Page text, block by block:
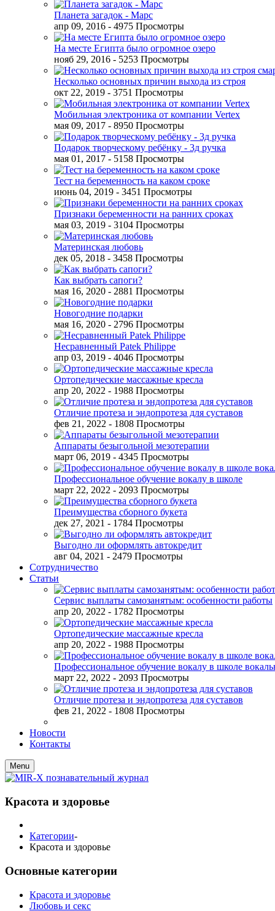
Планета загадок - Марс
апр 09, 2016 - 4975 Просмотры
На месте Египта было огромное озеро
нояб 29, 2016 - 5253 Просмотры
Несколько основных причин выхода из строя
окт 22, 2019 - 3751 Просмотры
Мобильная электроника от компании Vertex
мая 09, 2017 - 8950 Просмотры
Подарок творческому ребёнку - 3д ручка
мая 01, 2017 - 5158 Просмотры
Тест на беременность на каком сроке
июнь 04, 2019 - 3451 Просмотры
Признаки беременности на ранних сроках
мая 03, 2019 - 3104 Просмотры
Материнская любовь
дек 05, 2018 - 3458 Просмотры
Как выбрать сапоги?
мая 16, 2020 - 2881 Просмотры
Новогодние подарки
мая 16, 2020 - 2796 Просмотры
Несравненный Patek Philippe
апр 03, 2019 - 4046 Просмотры
Ортопедические массажные кресла
апр 20, 2022 - 1988 Просмотры
Отличие протеза и эндопротеза для суставов
фев 21, 2022 - 1808 Просмотры
Аппараты безыгольной мезотерапии
март 06, 2019 - 4345 Просмотры
Профессиональное обучение вокалу в школе
март 22, 2022 - 2093 Просмотры
Преимущества сборного букета
дек 27, 2021 - 1784 Просмотры
Выгодно ли оформлять автокредит
авг 04, 2021 - 2479 Просмотры
Сотрудничество
Статьи
Сервис выплаты самозанятым: особенности работы
апр 20, 2022 - 1782 Просмотры
Ортопедические массажные кресла
апр 20, 2022 - 1988 Просмотры
Профессиональное обучение вокалу в школе
март 22, 2022 - 2093 Просмотры
Отличие протеза и эндопротеза для суставов
фев 21, 2022 - 1808 Просмотры
Новости
Контакты
Menu
Красота и здоровье
Категории-
Красота и здоровье
Основные категории
Красота и здоровье
Любовь и секс